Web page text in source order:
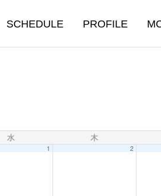
SCHEDULE PROFILE
水 木
1 2